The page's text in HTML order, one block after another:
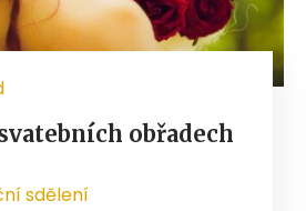
obřadech
sdělení